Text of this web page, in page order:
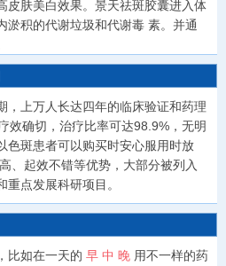
皮肤美白效果。景天祛斑胶囊进入体
淤积的代谢垃圾和代谢毒 素。并通
上万人长达四年的临床验证和药理
效确切，治疗比率可达98.9%，无明
色斑患者可以购买时安心服用时放
、起效不错等优势，大部分被列入
点发展科研项目。
，比如在一天的 早 中 晚 用不一样的药